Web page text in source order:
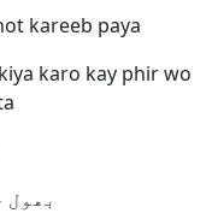
kareeb paya
karo kay phir wo
بھول